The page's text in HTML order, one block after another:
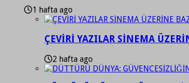
1 hafta ago
ÇEVİRİ YAZILAR SİNEMA
2 hafta ago